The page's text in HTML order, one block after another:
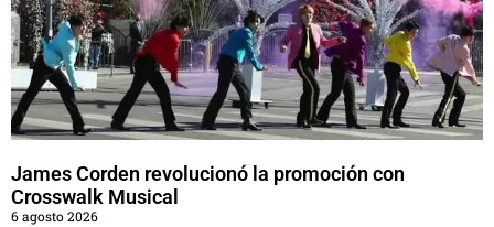
James Corden revolucionó la promoción con
Crosswalk Musical
6 agosto 2026